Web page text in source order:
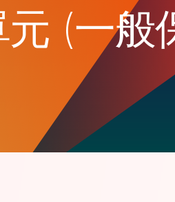
(一般